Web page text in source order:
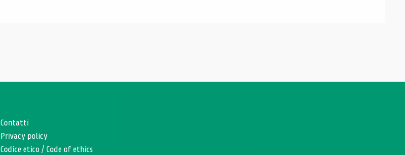
Contatti
Privacy policy
Codice etico /Code of ethics